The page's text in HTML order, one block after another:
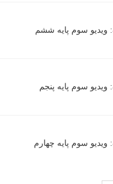
سوم پایه ششم
سوم پایه پنجم
سوم پایه چهارم